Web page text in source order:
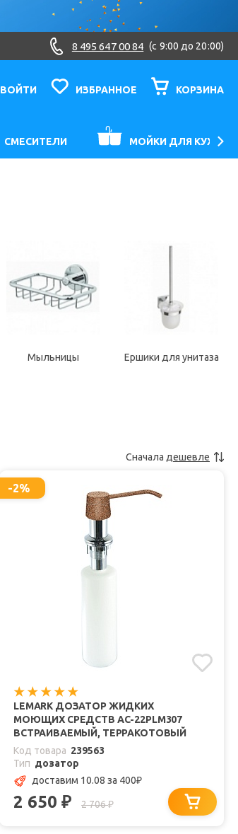
8 495 647 00 84 (c 9:00 до 20:00)
ВОЙТИ ИЗБРАННОЕ КОРЗИНА
СМЕСИТЕЛИ МОЙКИ ДЛЯ КУХНИ
Мыльницы Ершики для унитаза
Сначала дешевле
-2%
LEMARK ДОЗАТОР ЖИДКИХ
МОЮЩИХ СРЕДСТВ AC-22PLM307
ВСТРАИВАЕМЫЙ, ТЕРРАКОТОВЫЙ
Код товара 239563
Тип дозатор
доставим 10.08 за 400₽
2 650 ₽ 2 706₽